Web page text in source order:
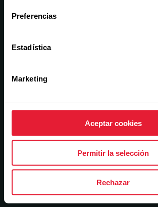
Preferencias
Estadística
Marketing
Aceptar cookies
Permitir la selección
Rechazar